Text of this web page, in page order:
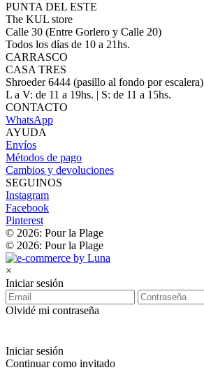
PUNTA DEL ESTE
The KUL store
Calle 30 (Entre Gorlero y Calle 20)
Todos los días de 10 a 21hs.
CARRASCO
CASA TRES
Shroeder 6444 (pasillo al fondo por escalera)
L a V: de 11 a 19hs. | S: de 11 a 15hs.
CONTACTO
WhatsApp
AYUDA
Envíos
Métodos de pago
Cambios y devoluciones
SEGUINOS
Instagram
Facebook
Pinterest
© 2026: Pour la Plage
© 2026: Pour la Plage
×
Iniciar sesión
Olvidé mi contraseña
Iniciar sesión
Continuar como invitado